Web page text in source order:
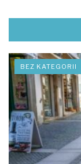
BEZ KATEGORII